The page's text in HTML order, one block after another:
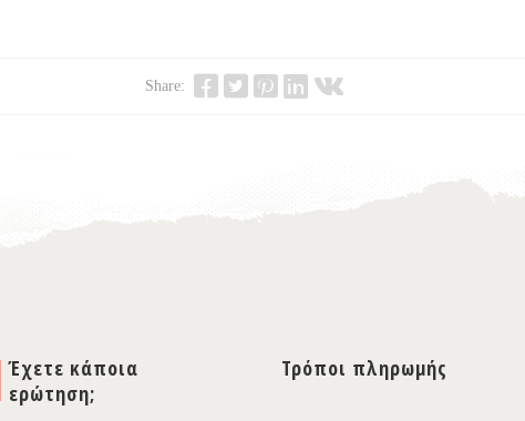
Share:
Έχετε κάποια
ερώτηση;
Τρόποι πληρωμής